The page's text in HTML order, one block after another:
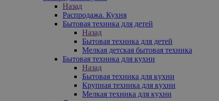
Назад
Распродажа. Кухня
Бытовая техника для детей
Назад
Бытовая техника для детей
Мелкая детская бытовая техника
Бытовая техника для кухни
Назад
Бытовая техника для кухни
Крупная техника для кухни
Мелкая техника для кухни